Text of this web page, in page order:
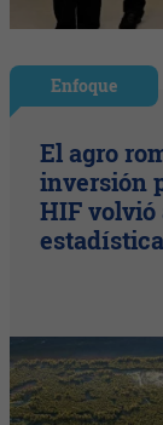
Enfoque
El agro
inversión
HIF volvió